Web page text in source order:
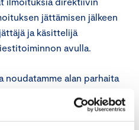
jättämisen jälkeen
ja käsittelijä
avulla.
noudatamme alan parhaita
tietoturvasta ja
käsittelijöiden